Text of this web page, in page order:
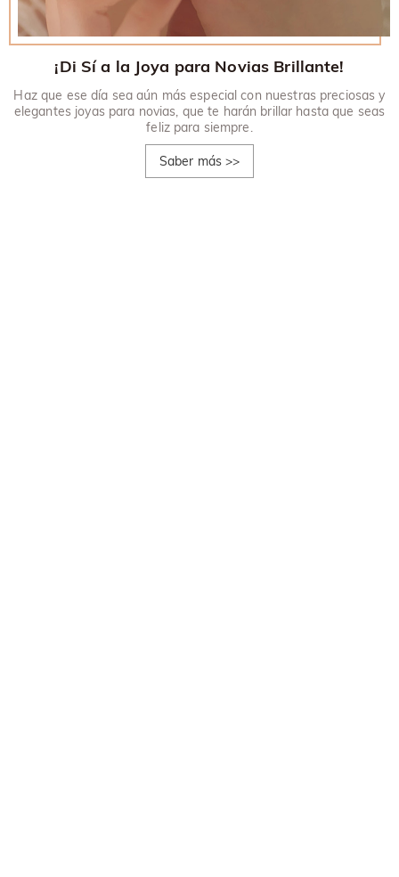
¡Di Sí a la Joya para Novias Brillante!
Haz que ese día sea aún más especial con nuestras preciosas y
elegantes joyas para novias, que te harán brillar hasta que seas
feliz para siempre.
Saber más>>